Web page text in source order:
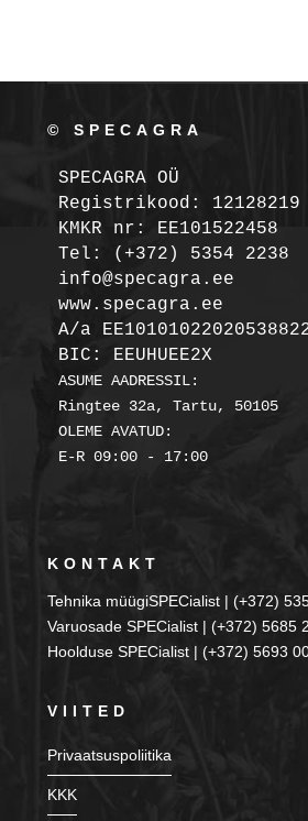
© SPECAGRA
SPECAGRA OÜ
Registrikood: 12128219
KMKR nr: EE101522458
Tel: (+372) 5354 2238
info@specagra.ee
A/a
BIC: EEUHUEE2X
ASUME AADRESSIL:
Ringtee 32a, Tartu, 50105
OLEME AVATUD:
E-R 09:00 - 17:00
KONTAKT
Tehnika müügiSPECialist | (+372)
Varuosade SPECialist | (+372) 5685
Hoolduse SPECialist | (+372) 5693
VIITED
Privaatsuspoliitika
KKK